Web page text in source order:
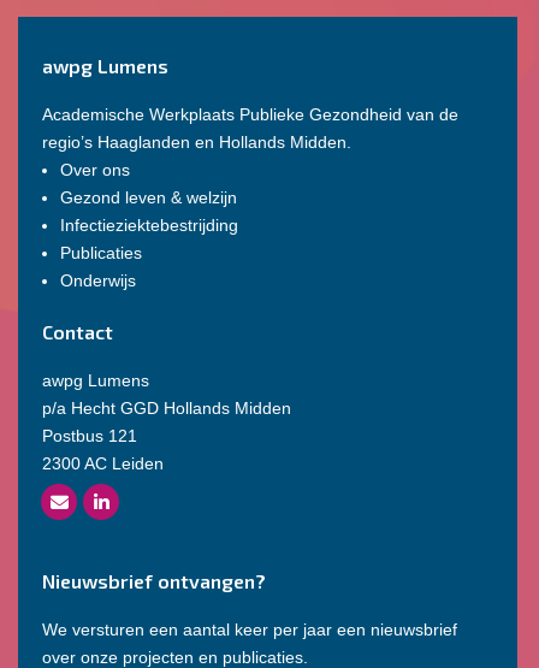
awpg Lumens
Academische Werkplaats Publieke Gezondheid van de
regio’s Haaglanden en Hollands Midden.
Over ons
Gezond leven & welzijn
Infectieziektebestrijding
Publicaties
Onderwijs
Contact
awpg Lumens
p/a Hecht GGD Hollands Midden
Postbus 121
2300 AC Leiden
Nieuwsbrief ontvangen?
We versturen een aantal keer per jaar een nieuwsbrief
over onze projecten en publicaties.